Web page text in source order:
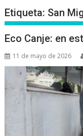
Etiqueta: San
Eco Canje: en
11 de mayo de 2026